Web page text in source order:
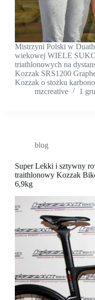
Mistrzyni Polski w
wiekowej WIELE
triathlonowych na
Kozzak SRS1200
Kozzak o stożku
mzcreative
1
blog
Super Lekki i sztywny
traithlonowy Kozzak
6,9kg